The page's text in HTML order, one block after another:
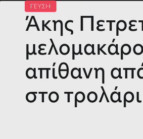
ΓΕΥΣΗ
Άκης
απίθανη
στο